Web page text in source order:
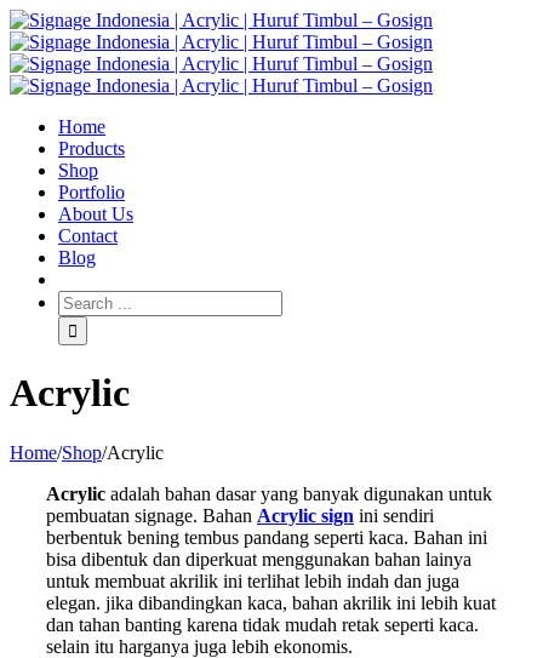
Home
Products
Shop
Portfolio
About Us
Contact
Blog
Acrylic
Home/Shop/Acrylic
Acrylic adalah bahan dasar yang banyak digunakan untuk
pembuatan signage. Bahan Acrylic sign ini sendiri
berbentuk bening tembus pandang seperti kaca. Bahan ini
bisa dibentuk dan diperkuat menggunakan bahan lainya
untuk membuat akrilik ini terlihat lebih indah dan juga
elegan. jika dibandingkan kaca, bahan akrilik ini lebih kuat
dan tahan banting karena tidak mudah retak seperti kaca.
selain itu harganya juga lebih ekonomis.